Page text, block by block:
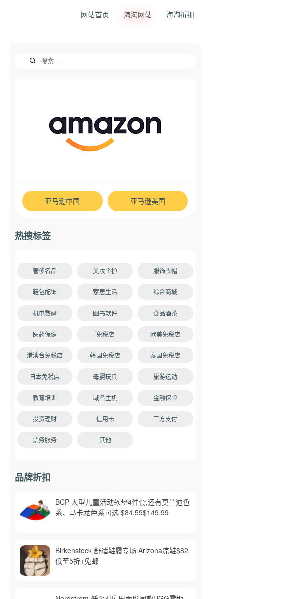
网站首页 海淘网站 海淘折扣
亚马逊中国 亚马逊美国
热搜标签
奢侈名品 美妆个护 服饰衣帽
鞋包配饰 家居生活 综合商城
机电数码 图书软件 食品酒茶
医药保健 免税店 欧美免税店
港澳台免税店 韩国免税店 泰国免税店
日本免税店 母婴玩具 旅游运动
教育培训 域名主机 金融保险
投资理财 信用卡 三方支付
票务服务 其他
品牌折扣
BCP 大型儿童活动软垫4件套,还有莫兰迪色
系、马卡龙色系可选 $84.59$149.99
Birkenstock 舒适鞋履专场 Arizona凉鞋$82
低至5折+免邮